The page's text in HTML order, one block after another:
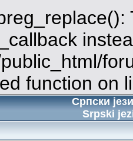
function on
Српски
Srpski